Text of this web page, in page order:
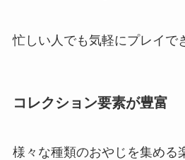
忙しい人でも気軽にプレイで
コレクション要素が豊富
様々な種類のおやじを集める